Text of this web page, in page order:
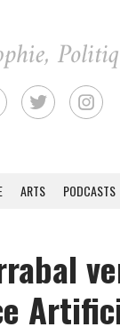
ARTS PODCASTS